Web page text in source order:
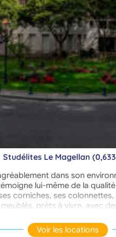
Studélites Le Magellan
dans son
lui-même de la
corniches, ses
prêts à vivre, avec
Voir les locations